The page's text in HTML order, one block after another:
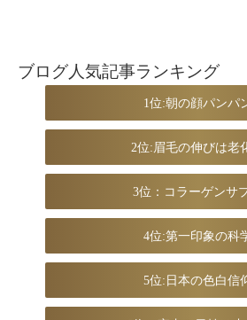
ブログ人気記事ランキング
1位:朝の顔パンパ
2位:眉毛の伸びは老
3位：コラーゲンサ
4位:第一印象の科
5位:日本の色白信